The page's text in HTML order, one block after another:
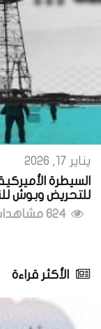
يناير 17, 2026
للتحريض وبوش
الأكثر قراءة